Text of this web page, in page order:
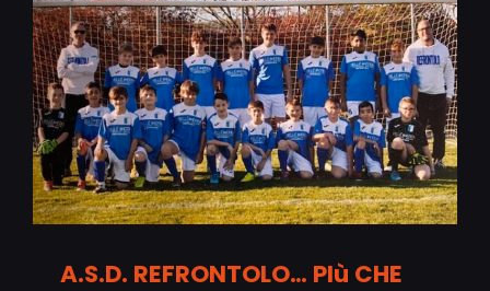
A.S.D. REFRONTOLO… PIù CHE